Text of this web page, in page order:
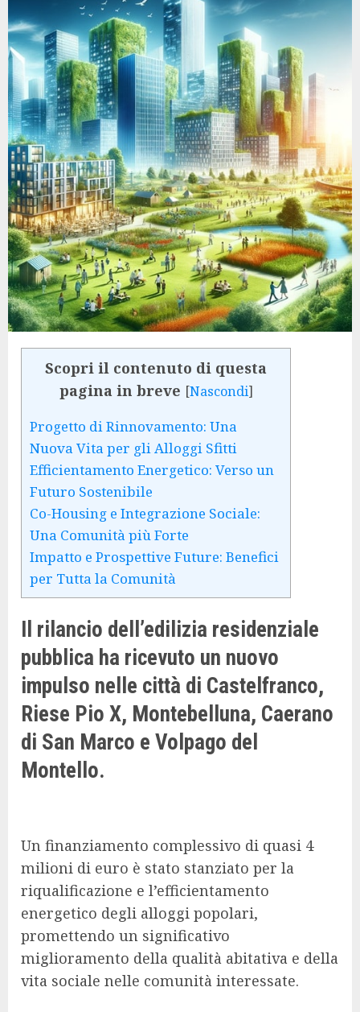
Scopri il contenuto di questa
pagina in breve [Nascondi]
Progetto di Rinnovamento: Una
Nuova Vita per gli Alloggi Sfitti
Efficientamento Energetico: Verso un
Futuro Sostenibile
Co-Housing e Integrazione Sociale:
Una Comunità più Forte
Impatto e Prospettive Future: Benefici
per Tutta la Comunità
Il rilancio dell’edilizia residenziale
pubblica ha ricevuto un nuovo
impulso nelle città di Castelfranco,
Riese Pio X, Montebelluna, Caerano
di San Marco e Volpago del
Montello.
Un finanziamento complessivo di quasi 4
milioni di euro è stato stanziato per la
riqualificazione e l’efficientamento
energetico degli alloggi popolari,
promettendo un significativo
miglioramento della qualità abitativa e della
vita sociale nelle comunità interessate.